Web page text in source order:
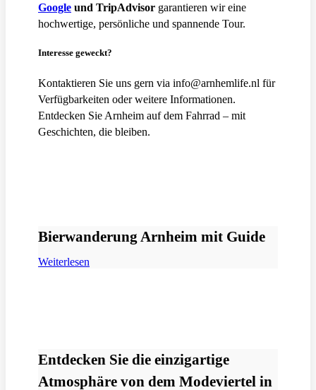
Google und TripAdvisor garantieren wir eine
hochwertige, persönliche und spannende Tour.
Interesse geweckt?
Kontaktieren Sie uns gern via info@arnhemlife.nl für
Verfügbarkeiten oder weitere Informationen.
Entdecken Sie Arnheim auf dem Fahrrad – mit
Geschichten, die bleiben.
Bierwanderung Arnheim mit Guide
Weiterlesen
Entdecken Sie die einzigartige
Atmosphäre von dem Modeviertel in